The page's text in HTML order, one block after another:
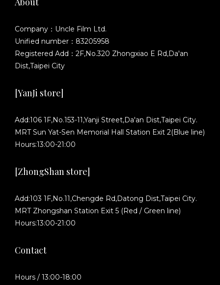
Company：Uncle Film Ltd.
Unified number：83205958
Registered Add：2F,No.320 Zhongxiao E Rd,Da'an
Dist,Taipei City
[YanJi store]
Add:106 1F,No.153-11,Yanji Street,Da'an Dist,Taipei City.
MRT Sun Yat-Sen Memorial Hall Station Exit 2(Blue line)
Hours:13:00-21:00
[ZhongShan store]
Add:103 1F,No.11,Chengde Rd,Datong Dist,Taipei City.
MRT Zhongshan Station Exit 5 (Red / Green line)
Hours:13:00-21:00
Contact
Hours / 13:00-18:00